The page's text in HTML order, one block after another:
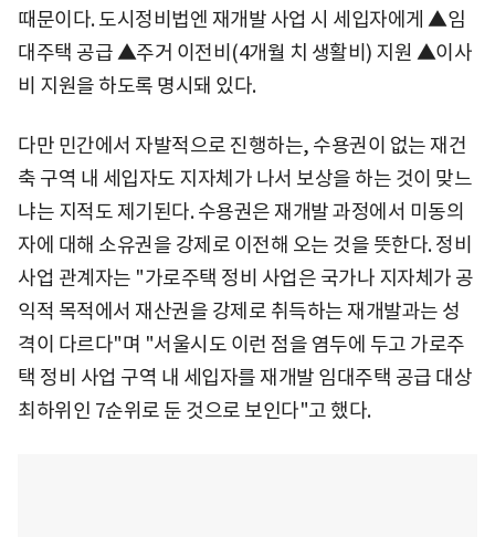
때문이다. 도시정비법엔 재개발 사업 시 세입자에게 ▲임
대주택 공급 ▲주거 이전비(4개월 치 생활비) 지원 ▲이사
비 지원을 하도록 명시돼 있다.
다만 민간에서 자발적으로 진행하는, 수용권이 없는 재건
축 구역 내 세입자도 지자체가 나서 보상을 하는 것이 맞느
냐는 지적도 제기된다. 수용권은 재개발 과정에서 미동의
자에 대해 소유권을 강제로 이전해 오는 것을 뜻한다. 정비
사업 관계자는 "가로주택 정비 사업은 국가나 지자체가 공
익적 목적에서 재산권을 강제로 취득하는 재개발과는 성
격이 다르다"며 "서울시도 이런 점을 염두에 두고 가로주
택 정비 사업 구역 내 세입자를 재개발 임대주택 공급 대상
최하위인 7순위로 둔 것으로 보인다"고 했다.